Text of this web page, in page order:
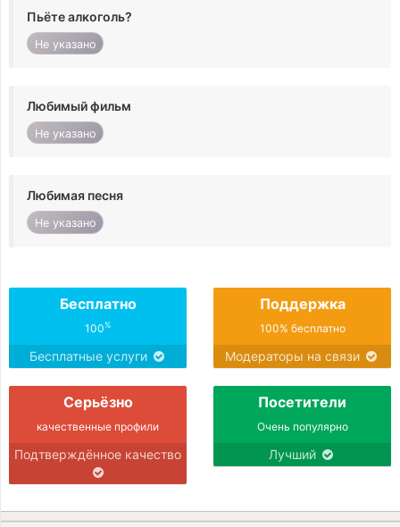
Пьёте алкоголь?
Не указано
Любимый фильм
Не указано
Любимая песня
Не указано
Бесплатно
100%
Бесплатные услуги
Поддержка
100% бесплатно
Модераторы на связи
Серьёзно
качественные профили
Подтверждённое качество
Посетители
Очень популярно
Лучший